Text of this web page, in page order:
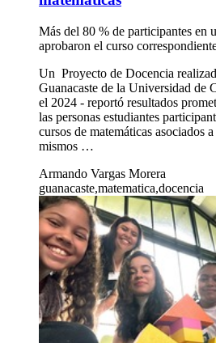
Más del 80 % de participantes en
aprobaron el curso
Un Proyecto de Docencia
Guanacaste de la Universidad de
el 2024 - reportó resultados
las personas estudiantes
cursos de matemáticas asociados
mismos …
Armando Vargas Morera
guanacaste,matematica,docencia